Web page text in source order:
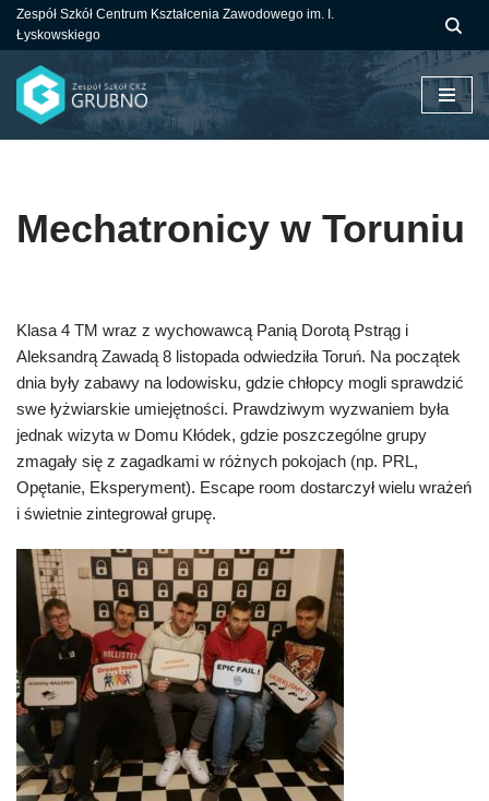
do
treści
Zespół Szkół Centrum Kształcenia Zawodowego im. I.
Łyskowskiego
Mechatronicy w Toruniu
Klasa 4 TM wraz z wychowawcą Panią Dorotą Pstrąg i
Aleksandrą Zawadą 8 listopada odwiedziła Toruń. Na początek
dnia były zabawy na lodowisku, gdzie chłopcy mogli sprawdzić
swe łyżwiarskie umiejętności. Prawdziwym wyzwaniem była
jednak wizyta w Domu Kłódek, gdzie poszczególne grupy
zmagały się z zagadkami w różnych pokojach (np. PRL,
Opętanie, Eksperyment). Escape room dostarczył wielu wrażeń
i świetnie zintegrował grupę.